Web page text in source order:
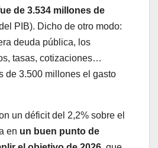
de 3.534 millones de
PIB). Dicho de otro modo:
deuda pública, los
tasas, cotizaciones…
de 3.500 millones el gasto
un déficit del 2,2% sobre el
en un buen punto de